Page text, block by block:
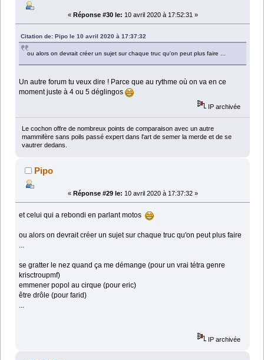
« Réponse #30 le: 10 avril 2020 à 17:52:31 »
Citation de: Pipo le 10 avril 2020 à 17:37:32
ou alors on devrait créer un sujet sur chaque truc qu'on peut plus faire ...
Un autre forum tu veux dire ! Parce que au rythme où on va en ce
moment juste à 4 ou 5 déglingos
IP archivée
Le cochon offre de nombreux points de comparaison avec un autre
mammifère sans poils passé expert dans l'art de semer la merde et de se
vautrer dedans.
Pipo
« Réponse #29 le: 10 avril 2020 à 17:37:32 »
et celui qui a rebondi en parlant motos
ou alors on devrait créer un sujet sur chaque truc qu'on peut plus faire
se gratter le nez quand ça me démange (pour un vrai tétra genre
krisctroupmf)
emmener popol au cirque (pour eric)
être drôle (pour farid)
IP archivée